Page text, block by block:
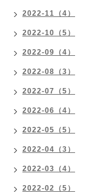
2022-11（4）
2022-10（5）
2022-09（4）
2022-08（3）
2022-07（5）
2022-06（4）
2022-05（5）
2022-04（3）
2022-03（4）
2022-02（5）